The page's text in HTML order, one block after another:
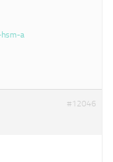
a
#12046